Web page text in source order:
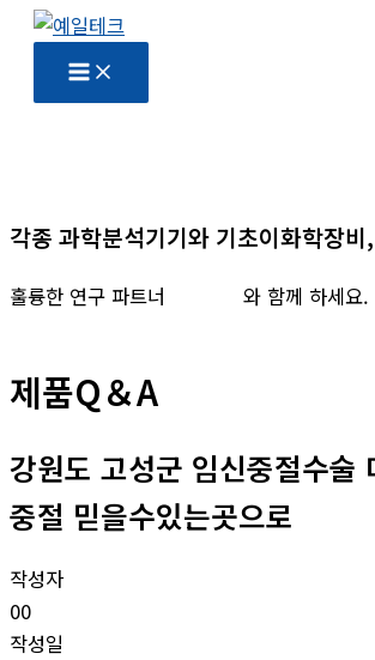
기
각종 과학분석기기와 기초이화학장비
훌륭한 연구 파트너 와 함께 하세요.
제품Q＆A
강원도 고성군 임신중절수술
중절 믿을수있는곳으로
작성자
00
작성일